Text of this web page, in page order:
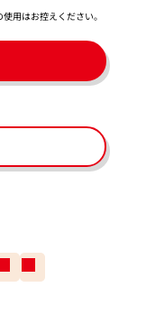
用はお控えください。​
の
番